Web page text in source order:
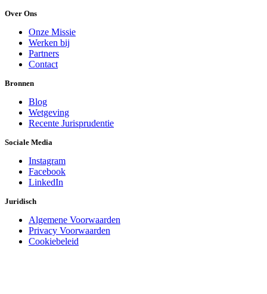
Over Ons
Onze Missie
Werken bij
Partners
Contact
Bronnen
Blog
Wetgeving
Recente Jurisprudentie
Sociale Media
Instagram
Facebook
LinkedIn
Juridisch
Algemene Voorwaarden
Privacy Voorwaarden
Cookiebeleid